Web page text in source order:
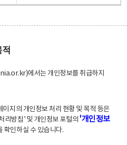
에서는 개인정보를 취급하지
지의 개인정보 처리 현황 및 목적 등은
리방침' 및 개인정보 포털의 '개인정보
확인하실 수 있습니다.